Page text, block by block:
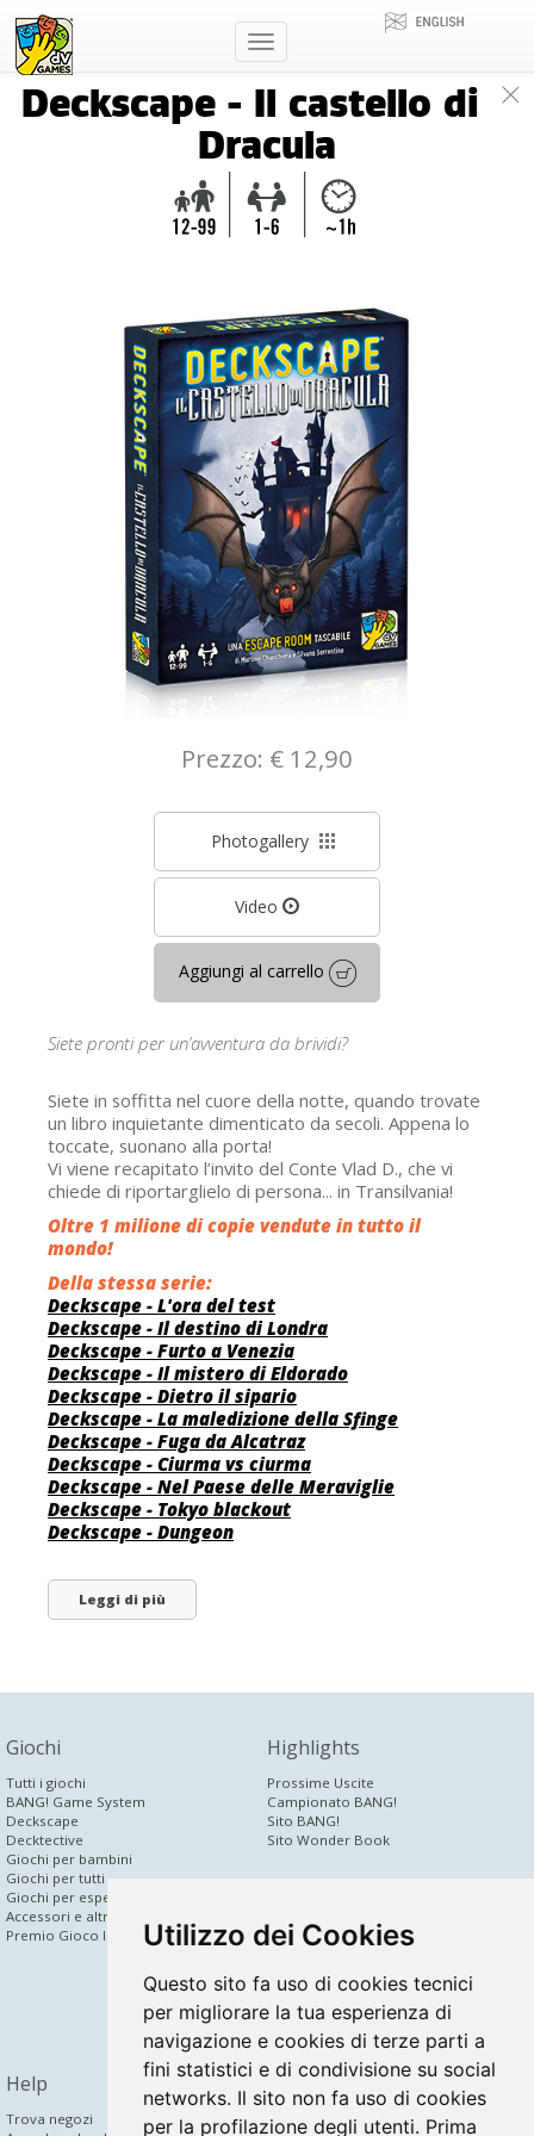
Utilizzo dei Cookies
Questo sito fa uso di cookies tecnici
per migliorare la tua esperienza di
navigazione e cookies di terze parti a
fini statistici e di condivisione su social
networks. Il sito non fa uso di cookies
per la profilazione degli utenti. Prima
Toggle
navigation
Deckscape - Il castello di
Dracula
Prezzo: € 12,90
Photogallery
Video
Aggiungi al carrello
Siete pronti per un’avventura da brividi?
Siete in soffitta nel cuore della notte, quando trovate
un libro inquietante dimenticato da secoli. Appena lo
toccate, suonano alla porta!
Vi viene recapitato l’invito del Conte Vlad D., che vi
chiede di riportarglielo di persona... in Transilvania!
Oltre 1 milione di copie vendute in tutto il
mondo!
Della stessa serie:
Deckscape - L'ora del test
Deckscape - Il destino di Londra
Deckscape - Furto a Venezia
Deckscape - Il mistero di Eldorado
Deckscape - Dietro il sipario
Deckscape - La maledizione della Sfinge
Deckscape - Fuga da Alcatraz
Deckscape - Ciurma vs ciurma
Deckscape - Nel Paese delle Meraviglie
Deckscape - Tokyo blackout
Deckscape - Dungeon
Leggi di più
Giochi
Tutti i giochi
BANG! Game System
Deckscape
Decktective
Giochi per bambini
Giochi per tutti
Giochi per esperti
Accessori e altri prodotti
Premio Gioco Inedito
Highlights
Prossime Uscite
Campionato BANG!
Sito BANG!
Sito Wonder Book
dV Corporate
News
Chi siamo
Gioco inedito
Partner
Bridge to Digital
Help
Trova negozi
Community
Facebook